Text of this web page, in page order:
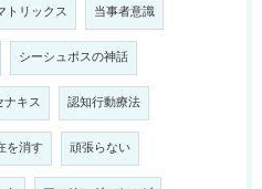
トリックス 当事者意識
シーシュポスの神話
ナキス 認知行動療法
を消す 頑張らない